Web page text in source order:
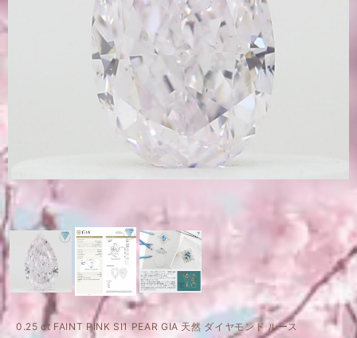
0.25 ct FAINT PINK SI1 PEAR GIA 天然 ダイヤモンド ルース